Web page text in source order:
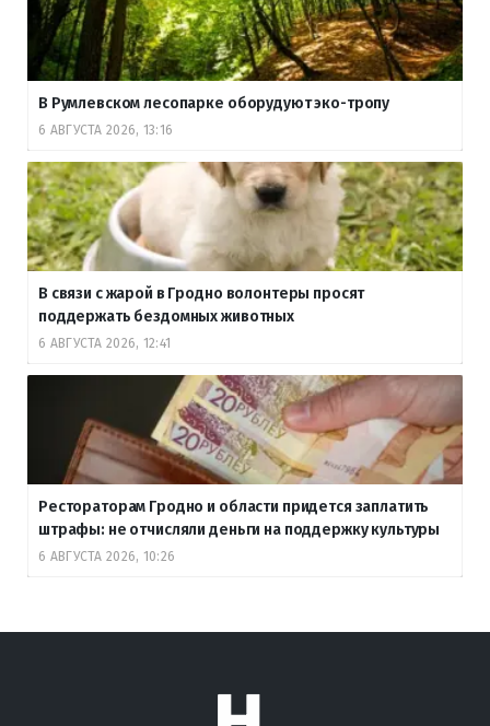
В Румлевском лесопарке оборудуют эко-тропу
6 АВГУСТА 2026, 13:16
В связи с жарой в Гродно волонтеры просят
поддержать бездомных животных
6 АВГУСТА 2026, 12:41
Рестораторам Гродно и области придется заплатить
штрафы: не отчисляли деньги на поддержку культуры
6 АВГУСТА 2026, 10:26